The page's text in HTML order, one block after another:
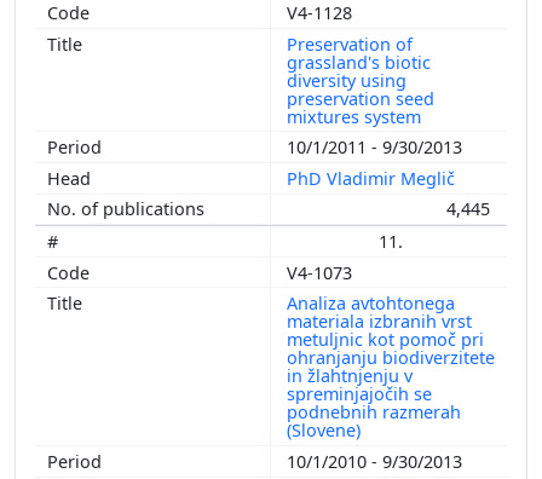
V4-1128
Preservation of
grassland's biotic
diversity using
preservation seed
mixtures system
10/1/2011 - 9/30/2013
PhD Vladimir Meglič
4,445
11.
V4-1073
Analiza avtohtonega
materiala izbranih vrst
metuljnic kot pomoč pri
ohranjanju biodiverzitete
in žlahtnjenju v
spreminjajočih se
podnebnih razmerah
(Slovene)
10/1/2010 - 9/30/2013